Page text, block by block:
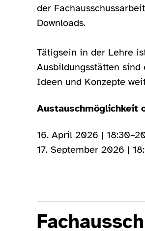
der
Downloads.
Tätigsein in der Lehre
Ausbildungsstätten
Ideen und Konzepte
Austauschmöglichkeit
16. April 2026 |
17. September 2026 |